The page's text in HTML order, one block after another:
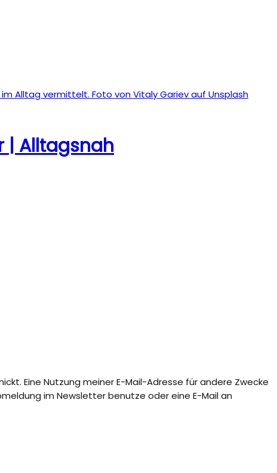
| Alltagsnah
Eine Nutzung meiner E-Mail-Adresse für andere Zwecke
im Newsletter benutze oder eine E-Mail an